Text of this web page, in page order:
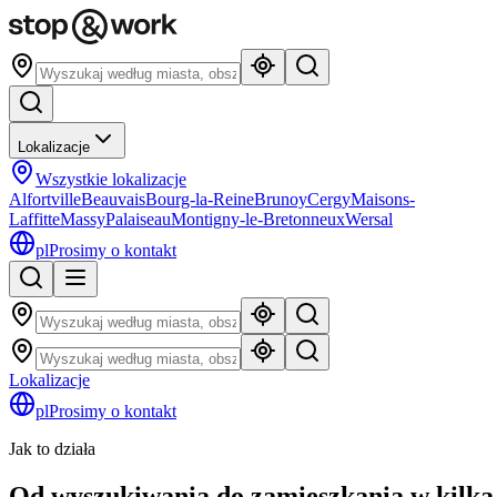
Lokalizacje
Wszystkie lokalizacje
AlfortvilleBeauvaisBourg-la-ReineBrunoyCergyMaisons-
LaffitteMassyPalaiseauMontigny-le-BretonneuxWersal
plProsimy o kontakt
Lokalizacje
plProsimy o kontakt
Jak to działa